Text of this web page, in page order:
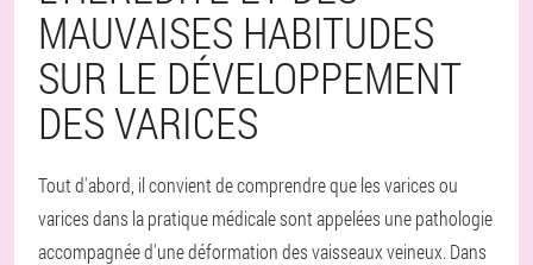
MAUVAISES HABITUDES
SUR LE DÉVELOPPEMENT
DES VARICES
Tout d'abord, il convient de comprendre que les varices ou
varices dans la pratique médicale sont appelées une pathologie
accompagnée d'une déformation des vaisseaux veineux. Dans